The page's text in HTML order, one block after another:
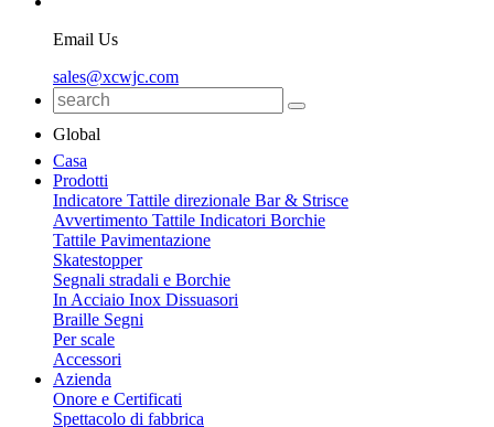
Email Us
sales@xcwjc.com
Global
Casa
Prodotti
Indicatore Tattile direzionale Bar & Strisce
Avvertimento Tattile Indicatori Borchie
Tattile Pavimentazione
Skatestopper
Segnali stradali e Borchie
In Acciaio Inox Dissuasori
Braille Segni
Per scale
Accessori
Azienda
Onore e Certificati
Spettacolo di fabbrica